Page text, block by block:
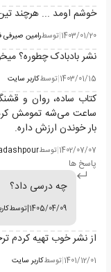
خوشم اومد ... هرچند
1403/01/20 توسطرامین صیرفی
نشر بادبادک چطوره؟
1403/01/15
|توسطکاربر سایت
کتاب ساده، روان و
ساعت می‌شه تمومش
بار خوندن ارزش داره.
1402/07/07 توسط
پاسخ ها
چه درسی داد؟
1405/04/09
|توسط
از نشر خوب تهیه کردم
1401/12/01 توسطکاربر سایت